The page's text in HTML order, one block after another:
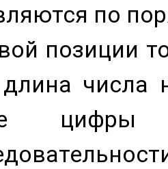
по
позиции
числа
цифры